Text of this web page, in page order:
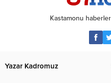
Kastamonu
Yazar Kadromuz